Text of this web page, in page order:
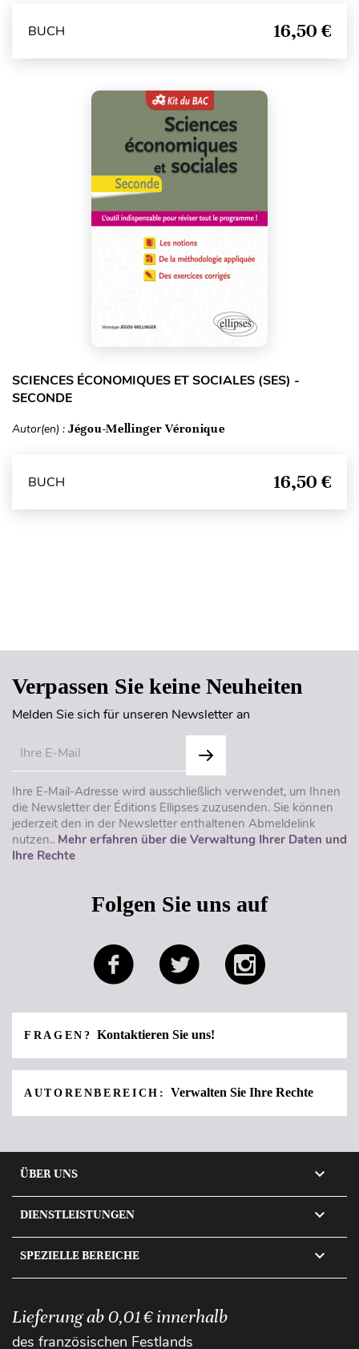
BUCH 16,50 €
SCIENCES ÉCONOMIQUES ET SOCIALES (SES) -
SECONDE
Autor(en) : Jégou-Mellinger Véronique
BUCH 16,50 €
Verpassen Sie keine Neuheiten
Melden Sie sich für unseren Newsletter an
Ihre E-Mail-Adresse wird ausschließlich verwendet, um Ihnen
die Newsletter der Éditions Ellipses zuzusenden. Sie können
jederzeit den in der Newsletter enthaltenen Abmeldelink
nutzen.. Mehr erfahren über die Verwaltung Ihrer Daten und
Ihre Rechte
Folgen Sie uns auf
FRAGEN?Kontaktieren Sie uns!
AUTORENBEREICH: Verwalten Sie Ihre Rechte
ÜBER UNS 
DIENSTLEISTUNGEN 
SPEZIELLE BEREICHE 
Lieferung ab 0,01 € innerhalb
des französischen Festlands